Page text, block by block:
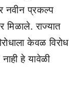
नवीन प्रकल्प
राज्यात
केवळ विरोध
हे यावेळी